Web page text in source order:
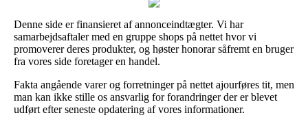
Denne side er finansieret af annonceindtægter. Vi har
samarbejdsaftaler med en gruppe shops på nettet hvor vi
promoverer deres produkter, og høster honorar såfremt en bruger
fra vores side foretager en handel.
Fakta angående varer og forretninger på nettet ajourføres tit, men
man kan ikke stille os ansvarlig for forandringer der er blevet
udført efter seneste opdatering af vores informationer.